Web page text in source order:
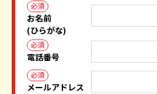
必須
お名前
(ひらがな)
必須
電話番号
必須
メールアドレス